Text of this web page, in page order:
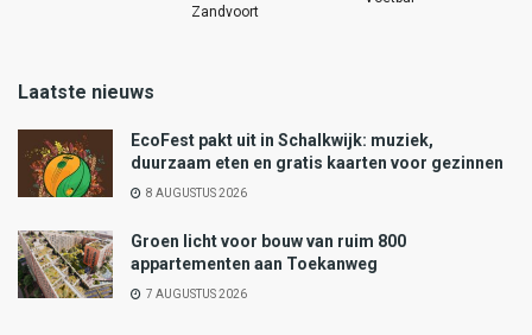
Zandvoort
Laatste nieuws
EcoFest pakt uit in Schalkwijk: muziek,
duurzaam eten en gratis kaarten voor gezinnen
8 AUGUSTUS 2026
Groen licht voor bouw van ruim 800
appartementen aan Toekanweg
7 AUGUSTUS 2026